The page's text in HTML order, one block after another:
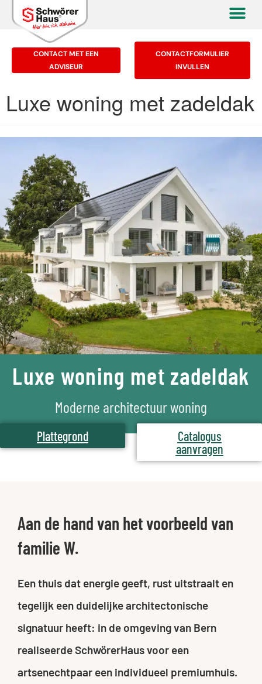
CONTACT MET EEN
ADVISEUR
CONTACTFORMULIER
INVULLEN
Luxe woning met zadeldak
Luxe woning met zadeldak
Moderne architectuur woning
Plattegrond
Catalogus
aanvragen
Aan de hand van het voorbeeld van
familie W.
Een thuis dat energie geeft, rust uitstraalt en
tegelijk een duidelijke architectonische
signatuur heeft: in de omgeving van Bern
realiseerde SchwörerHaus voor een
artsenechtpaar een individueel premiumhuis.